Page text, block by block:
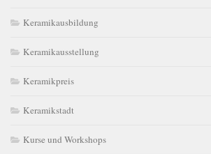
Keramikausbildung
Keramikausstellung
Keramikpreis
Keramikstadt
Kurse und Workshops